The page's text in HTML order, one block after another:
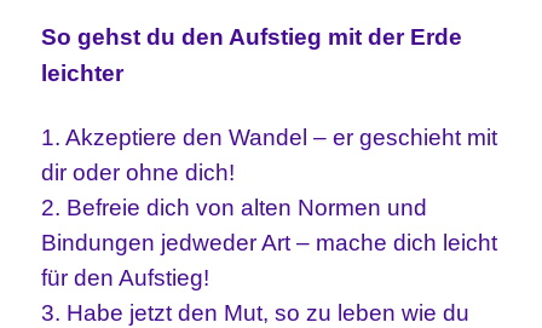
So gehst du den Aufstieg mit der Erde
leichter
1. Akzeptiere den Wandel – er geschieht mit
dir oder ohne dich!
2. Befreie dich von alten Normen und
Bindungen jedweder Art – mache dich leicht
für den Aufstieg!
3. Habe jetzt den Mut, so zu leben wie du